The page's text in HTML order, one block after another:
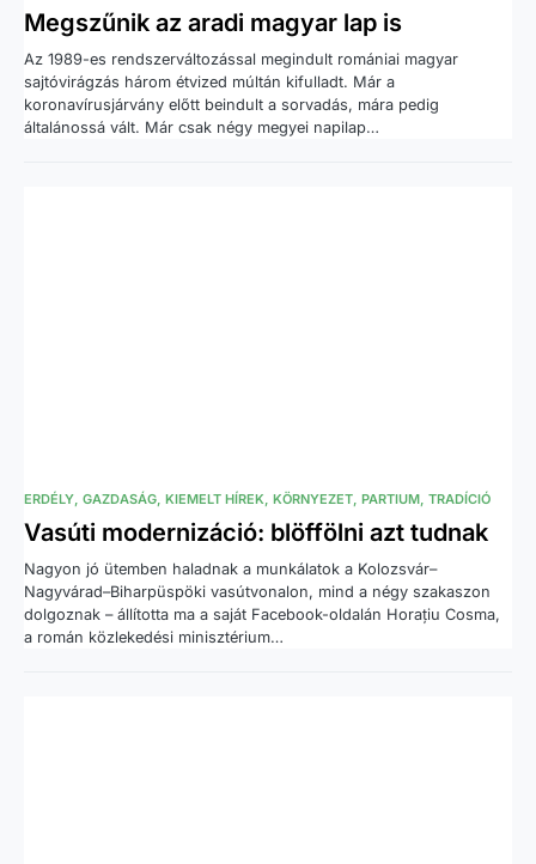
Megszűnik az aradi magyar lap is
Az 1989-es rendszerváltozással megindult romániai magyar
sajtóvirágzás három étvized múltán kifulladt. Már a
koronavírusjárvány előtt beindult a sorvadás, mára pedig
általánossá vált. Már csak négy megyei napilap…
ERDÉLY GAZDASÁG KIEMELT HÍREK KÖRNYEZET PARTIUM TRADÍCIÓ
Vasúti modernizáció: blöffölni azt tudnak
Nagyon jó ütemben haladnak a munkálatok a Kolozsvár–
Nagyvárad–Biharpüspöki vasútvonalon, mind a négy szakaszon
dolgoznak – állította ma a saját Facebook-oldalán Horațiu Cosma,
a román közlekedési minisztérium…